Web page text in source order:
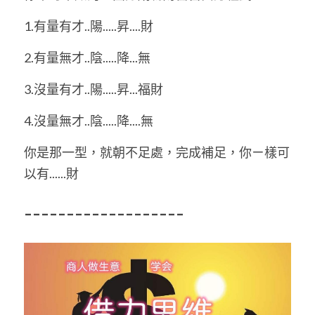
1.有量有才..陽.....昇....財
2.有量無才..陰.....降...無
3.沒量有才..陽.....昇...福財
4.沒量無才..陰.....降....無
你是那一型，就朝不足處，完成補足，你ㄧ樣可
以有......財
-------------------